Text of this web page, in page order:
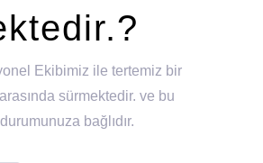
Ekibimiz ile tertemiz bir
sürmektedir. ve bu
bağlıdır.